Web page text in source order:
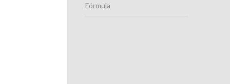
Fórmula